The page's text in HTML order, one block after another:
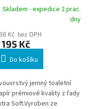
toaletní papír 2vrstvý
Skladem - expedice 2 prac.
dny
Kč bez DPH
195 Kč
Do košíku
jemný toaletní
prémiové kvality z řady
Soft.Vyroben ze